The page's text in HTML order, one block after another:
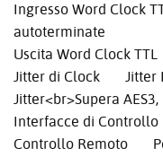
Ingresso Word Clock
autoterminate
Uscita Word Clock
Jitter di Clock Jitter
Jitter<br>Supera
Interfacce di Controllo
Controllo Remoto